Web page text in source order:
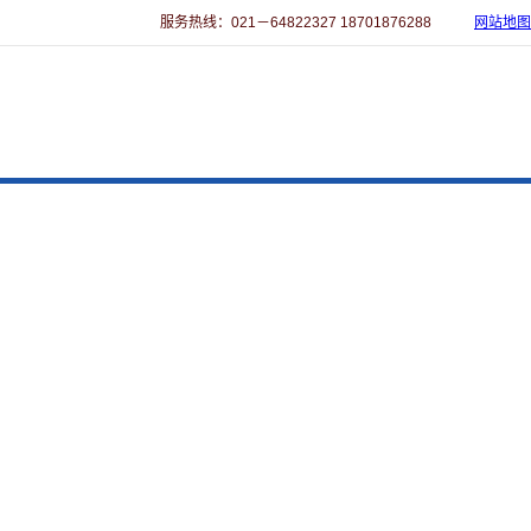
服务热线：021－64822327 18701876288 网站地图